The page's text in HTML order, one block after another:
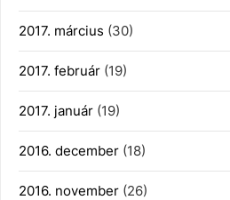
2017. március (30)
2017. február (19)
2017. január (19)
2016. december (18)
2016. november (26)